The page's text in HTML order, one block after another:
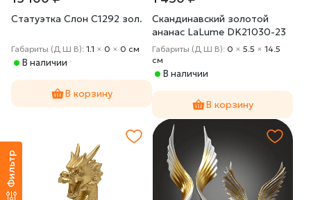
Фильтр
Статуэтка Слон C1292 зол.
Габариты (Д Ш В): 1.1 × 0 × 0 cм
В наличии
В корзину
Скандинавский золотой
ананас LaLume DK21030-23
Габариты (Д Ш В): 0 × 5.5 × 14.5
cм
В наличии
В корзину